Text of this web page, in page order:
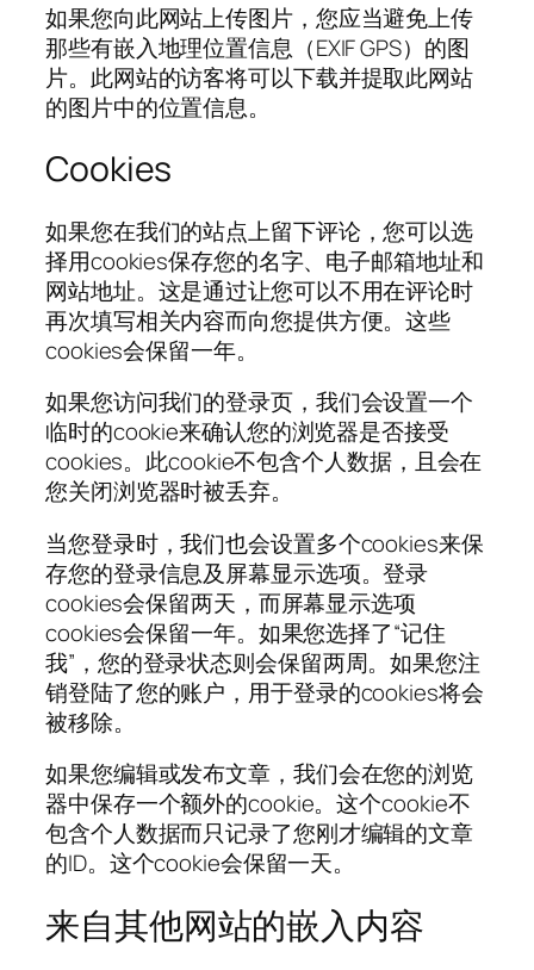
如果您向此网站上传图片，您应当避免上传
那些有嵌入地理位置信息（EXIF GPS）的图
片。此网站的访客将可以下载并提取此网站
的图片中的位置信息。
Cookies
如果您在我们的站点上留下评论，您可以选
择用cookies保存您的名字、电子邮箱地址和
网站地址。这是通过让您可以不用在评论时
再次填写相关内容而向您提供方便。这些
cookies会保留一年。
如果您访问我们的登录页，我们会设置一个
临时的cookie来确认您的浏览器是否接受
cookies。此cookie不包含个人数据，且会在
您关闭浏览器时被丢弃。
当您登录时，我们也会设置多个cookies来保
存您的登录信息及屏幕显示选项。登录
cookies会保留两天，而屏幕显示选项
cookies会保留一年。如果您选择了“记住
我”，您的登录状态则会保留两周。如果您注
销登陆了您的账户，用于登录的cookies将会
被移除。
如果您编辑或发布文章，我们会在您的浏览
器中保存一个额外的cookie。这个cookie不
包含个人数据而只记录了您刚才编辑的文章
的ID。这个cookie会保留一天。
来自其他网站的嵌入内容